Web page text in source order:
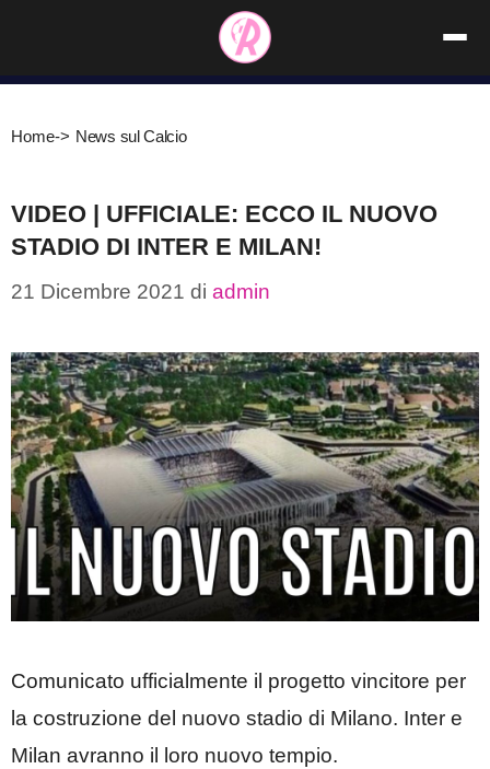
contenuto
Home-> News sul Calcio
VIDEO | UFFICIALE: ECCO IL NUOVO
STADIO DI INTER E MILAN!
21 Dicembre 2021 di admin
Comunicato ufficialmente il progetto vincitore per
la costruzione del nuovo stadio di Milano. Inter e
Milan avranno il loro nuovo tempio.